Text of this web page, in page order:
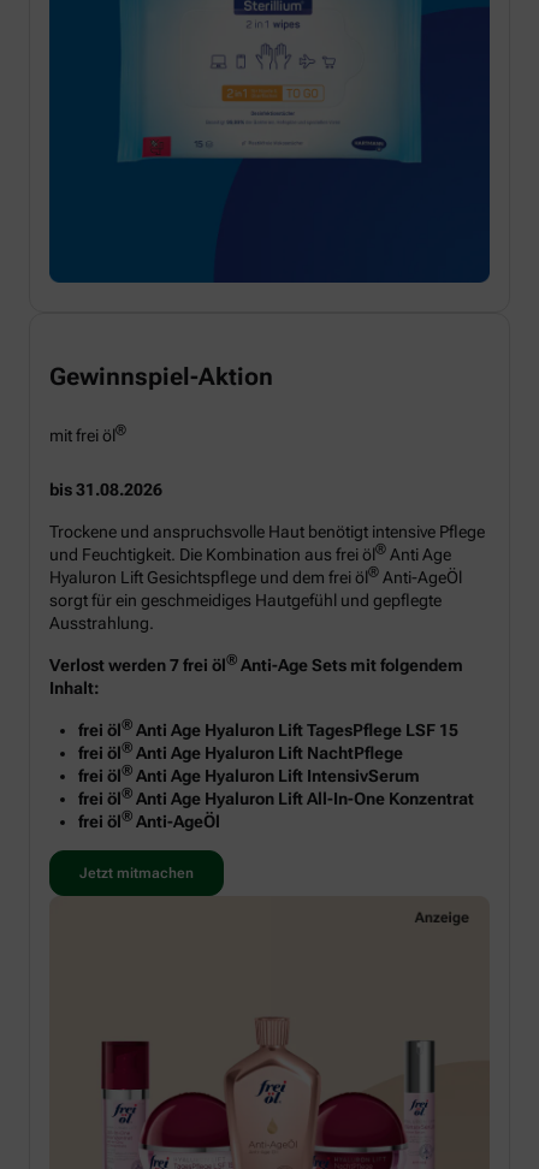
Gewinnspiel-Aktion
mit frei öl®
bis 31.08.2026
Trockene und anspruchsvolle Haut benötigt intensive Pflege
und Feuchtigkeit. Die Kombination aus frei öl® Anti Age
Hyaluron Lift Gesichtspflege und dem frei öl® Anti-AgeÖl
sorgt für ein geschmeidiges Hautgefühl und gepflegte
Ausstrahlung.
Verlost werden 7 frei öl® Anti-Age Sets mit folgendem
Inhalt:
frei öl® Anti Age Hyaluron Lift TagesPflege LSF 15
frei öl® Anti Age Hyaluron Lift NachtPflege
frei öl® Anti Age Hyaluron Lift IntensivSerum
frei öl® Anti Age Hyaluron Lift All-In-One Konzentrat
frei öl® Anti-AgeÖl
Jetzt mitmachen